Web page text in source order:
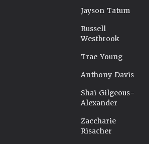
Jayson Tatum
Russell
Westbrook
Trae Young
Anthony Davis
Shai Gilgeous-
Alexander
Zaccharie
Risacher